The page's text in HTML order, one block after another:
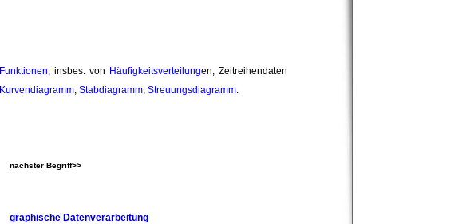
Funktionen, insbes. von Häufigkeitsverteilungen, Zeitreihendaten
Kurvendiagramm, Stabdiagramm, Streuungsdiagramm.
nächster Begriff>>
graphische Datenverarbeitung